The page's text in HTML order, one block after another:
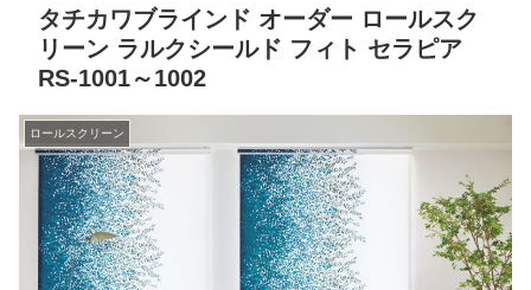
タチカワブラインド オーダー ロールスク
リーン ラルクシールド フィト セラピア
RS-1001～1002
ロールスクリーン